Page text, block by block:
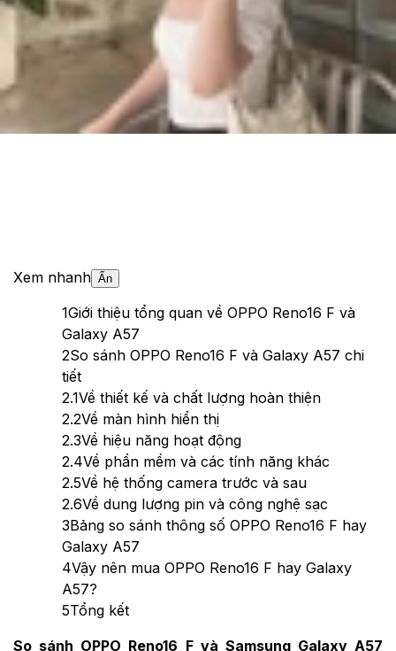
Cập nhật:09/07/2026
Theo dõi XTMobile trên
Xem nhanh Ẩn
1Giới thiệu tổng quan về OPPO Reno16 F và
Galaxy A57
2So sánh OPPO Reno16 F và Galaxy A57 chi
tiết
2.1Về thiết kế và chất lượng hoàn thiện
2.2Về màn hình hiển thị
2.3Về hiệu năng hoạt động
2.4Về phần mềm và các tính năng khác
2.5Về hệ thống camera trước và sau
2.6Về dung lượng pin và công nghệ sạc
3Bảng so sánh thông số OPPO Reno16 F hay
Galaxy A57
4Vậy nên mua OPPO Reno16 F hay Galaxy
A57?
5Tổng kết
So sánh OPPO Reno16 F và Samsung Galaxy A57